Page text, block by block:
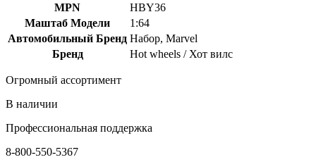
MPN
HBY36
Маштаб Модели
1:64
Автомобильный Бренд Набор, Marvel
Бренд
Hot wheels / Хот вилс
Огромный ассортимент
В наличии
Профессиональная поддержка
8-800-550-5367